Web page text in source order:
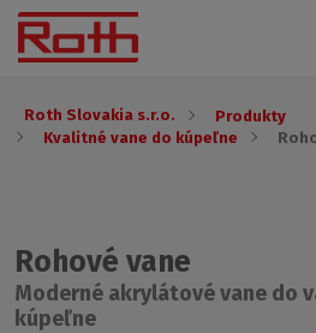
Roth Slovakia s.r.o.
Produkty
Kvalitné vane do kúpeľne
Rohové vane
Moderné akrylátové vane do
kúpeľne